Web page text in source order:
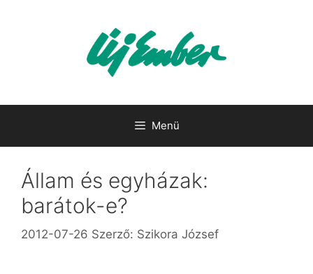
Menü
Állam és egyházak:
barátok-e?
2012-07-26 Szerző: Szikora József